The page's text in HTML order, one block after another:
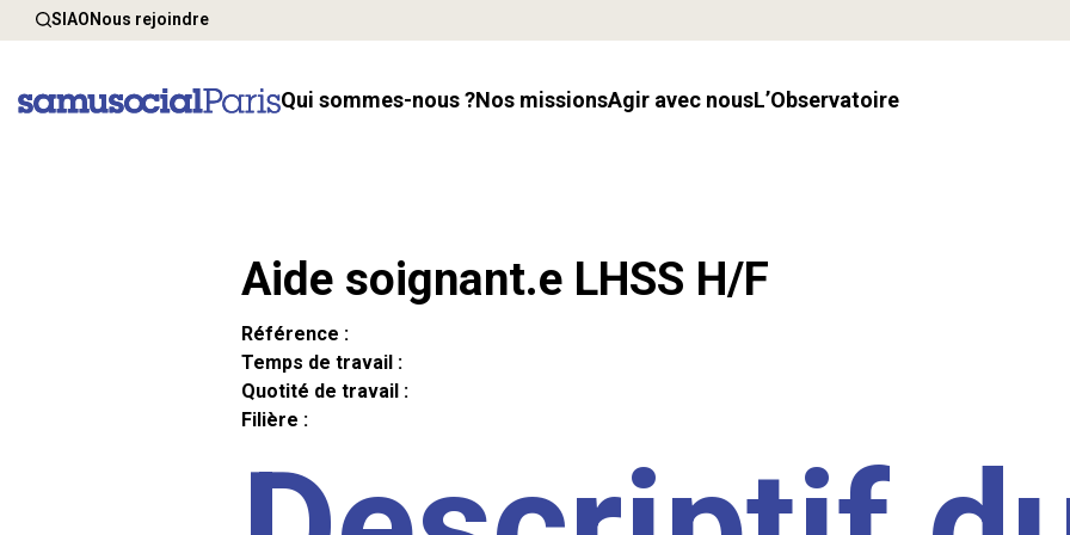
SIAONous rejoindre
Qui sommes-nous ? Nos missions Agir avec nous l’Observatoire
Aide soignant.e LHSS H/F
Référence :
Temps de travail :
Quotité de travail :
Filière :